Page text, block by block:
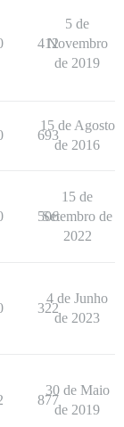
412
5 de
Novembro
de 2019
693
15 de Agosto
de 2016
506
15 de
Setembro de
2022
322
4 de Junho
de 2023
877
30 de Maio
de 2019